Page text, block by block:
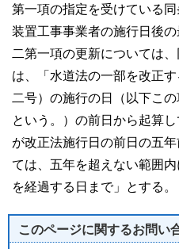
第一項の指定を受けている
装置工事事業者の施行日後
二第一項の更新については
は、「水道法の一部を改正
二号）の施行の日（以下こ
という。）の前日から起算
が改正法施行日の前日の五
ては、五年を超えない範囲
を経過する日まで」とする。
このページに関するお問い